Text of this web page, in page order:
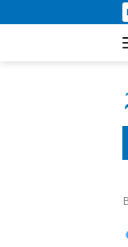
ke
Charlie Paulus: